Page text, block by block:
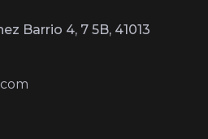
Barrio 4, 7 5B, 41013